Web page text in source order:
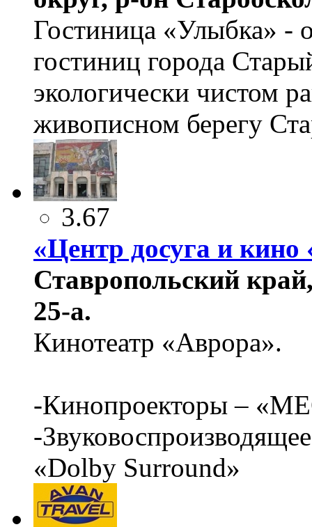
Гостиница «Улыбка» -
гостиниц города
экологически чистом
живописном берегу
3.67
«Центр досуга и кино
Ставропольский
25-а.
Кинотеатр «Аврора».
-Кинопроекторы –
-
«Dolby Surround»